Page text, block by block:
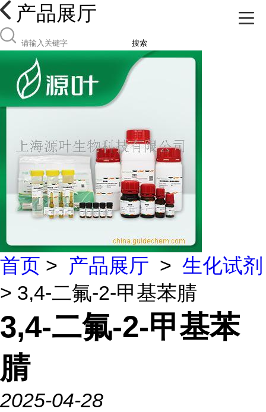
产品展厅
搜索
首页 > 产品展厅 > 生化试剂
> 3,4-二氟-2-甲基苯腈
3,4-二氟-2-甲基苯
腈
2025-04-28